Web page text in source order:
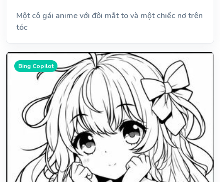
Một cô gái anime với đôi mắt to và một chiếc nơ trên
tóc
Bing Copilot